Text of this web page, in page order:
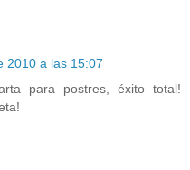
2010 a las 15:07
para postres, éxito total!